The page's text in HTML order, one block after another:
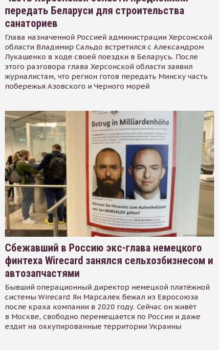
передать Беларуси для строительства
санаториев
Глава назначенной Россией администрации Херсонской
области Владимир Сальдо встретился с Александром
Лукашенко в ходе своей поездки в Беларусь. После
этого разговора глава Херсонской области заявил
журналистам, что регион готов передать Минску часть
побережья Азовского и Черного морей
Сбежавший в Россию экс-глава немецкого
финтеха Wirecard занялся сельхозбизнесом и
автозапчастями
Бывший операционный директор немецкой платёжной
системы Wirecard Ян Марсалек бежал из Евросоюза
после краха компании в 2020 году. Сейчас он живёт
в Москве, свободно перемещается по России и даже
ездит на оккупированные территории Украины